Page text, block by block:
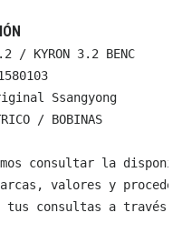
/ KYRON 3.2 BENC
Ssangyong
/ BOBINAS
consultar la
valores y
consultas a través